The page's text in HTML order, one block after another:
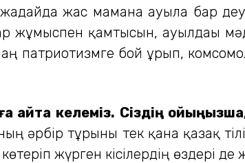
жас маманға ауылға бар
жұмыспен қамтысын, ауылдағы
патриотизмге бой ұрып,
қайта келеміз. Сіздің
әрбір тұрғыны тек қана қазақ
жүрген кісілердің